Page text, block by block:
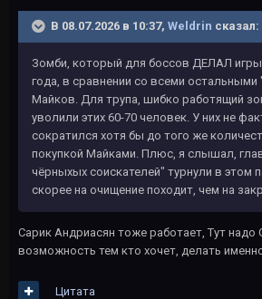
В 08.07.2026 в 10:37, Weldrin сказал:
Зомби, который для боссов ДЕЛАЛ игры
года, в сравнении со всеми остальными
Майков. Для трупа, шибко работящий
уволили этих 60-70 человек. У них не
сократился хотя бы до того же
покупкой Майками. Плюс, я слышал,
чёрныхых соискателей" турнули в этом
скорее на очищение походит, чем на
Сарик Андриасян тоже работает, Тут надо
возможность тем кто хочет, делать
Цитата